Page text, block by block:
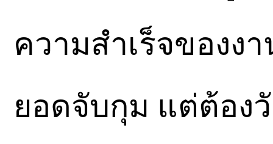
ความสำเร็จของง
ยอดจับกุม แต่ต้อง